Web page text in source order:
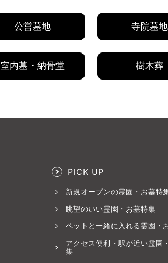
公営墓地 寺院墓地
室内墓・納骨堂 樹木葬
PICK UP
新規オープンの霊園・お墓特
眺望のいい霊園・お墓特集
ペットと一緒に入れる霊園・
アクセス便利・駅が近い霊園
集